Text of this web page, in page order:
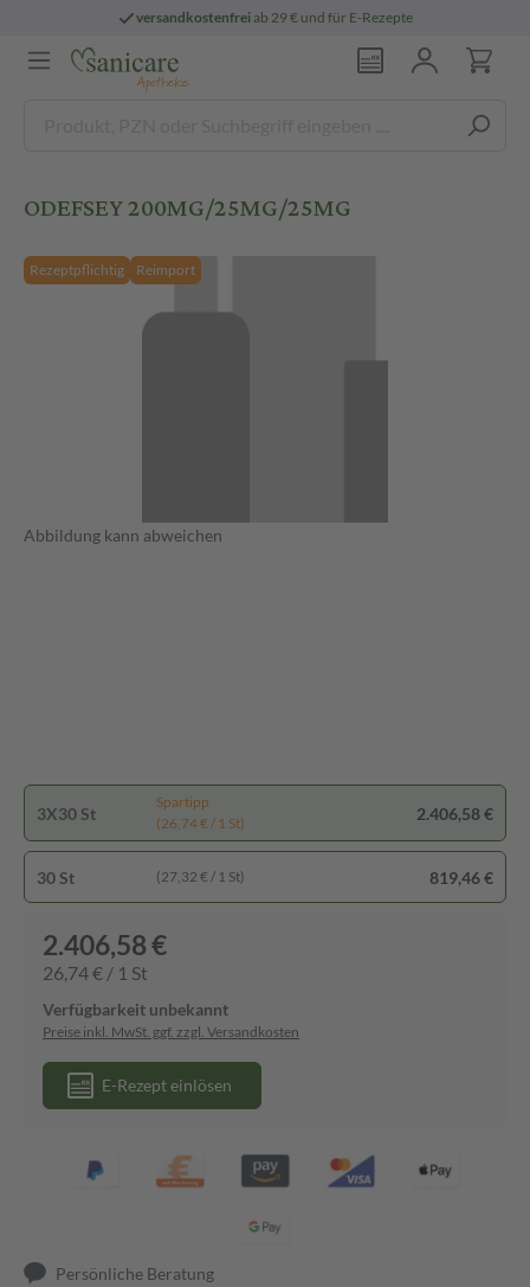
versandkostenfreiab 29 € und für E-Rezepte
ODEFSEY 200MG/25MG/25MG
Rezeptpflichtig Reimport
Abbildung kann abweichen
3X30 St
Spartipp
(26,74 € / 1 St)
2.406,58 €
30 St (27,32 € / 1 St) 819,46 €
2.406,58 €
26,74 € / 1 St
Verfügbarkeit unbekannt
Preise inkl. MwSt. ggf. zzgl. Versandkosten
E-Rezept einlösen
Persönliche Beratung